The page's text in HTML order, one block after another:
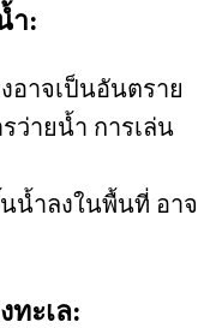
ำ:
อาจเป็นอันตราย
ว่ายน้ำ การเล่น
น้ำลงในพื้นที่ อาจ
ทะเล: